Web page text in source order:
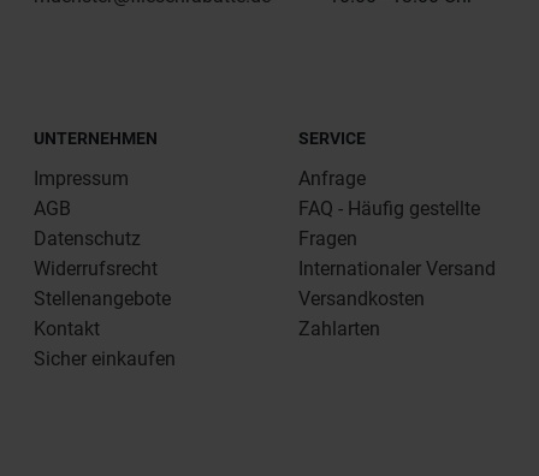
UNTERNEHMEN
Impressum
AGB
Datenschutz
Widerrufsrecht
Stellenangebote
Kontakt
Sicher einkaufen
SERVICE
Anfrage
FAQ - Häufig gestellte
Fragen
Internationaler Versand
Versandkosten
Zahlarten